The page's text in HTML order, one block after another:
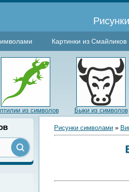
Картинки из Смайликов
из символов Быки из символов
Рисунки символами »